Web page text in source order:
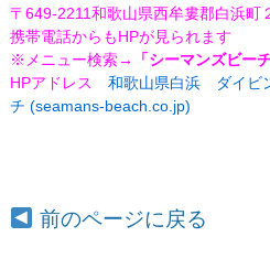
〒649-2211和歌山県西牟婁郡白浜町
携帯電話からもHPが見られます
※メニュー検索→「シーマンズビーチ
HPアドレス 和歌山県白浜 ダイビ
チ (seamans-beach.co.jp)
前のページに戻る